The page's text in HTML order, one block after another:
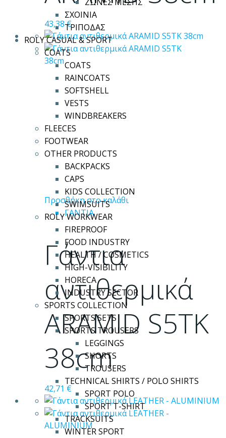
ΖΩΝΕΣ ΜΕΣΗΣ
ΣΧΟΙΝΙΑ
ΤΡΙΠΟΔΑΣ
ROLY CASUAL & SPORT
COATS
COATS
RAINCOATS
SOFTSHELL
VESTS
WINDBREAKERS
FLEECES
FOOTWEAR
OTHER PRODUCTS
BACKPACKS
CAPS
KIDS COLLECTION
SWIMSUITS
ROLY WORKWEAR
FIREPROOF
FOOD INDUSTRY
HEALTH / COSMETICS
HIGH-VISIBILITY
HORECA
INDUSTRY SECTOR
SPORTS COLLECTION
SPORTS SETS
SPORTS TROUSERS
LEGGINGS
SHORTS
TROUSERS
TECHNICAL SHIRTS / POLO SHIRTS
SPORT POLO
SPORT T-SHIRT
TRACKSUITS
WINTER SPORT
στη
σελίδα
του
προϊόντος
43,38€
Προσθήκη στο καλάθι
ΓΑΝΤΙΑ
Γάντια
αντιθερμικά
ARAMID S5TK
38cm
42,71 €